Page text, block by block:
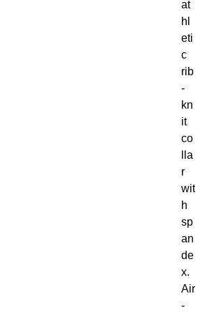
at
hl
eti
c
rib
-
kn
it
co
lla
r
wit
h
sp
an
de
x.
Air
-